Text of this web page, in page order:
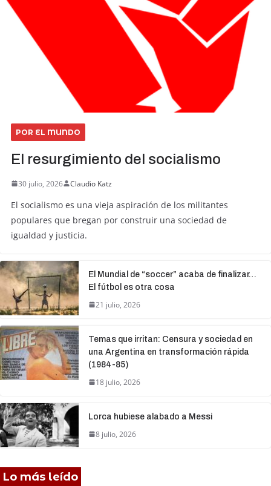
POR EL MUNDO
El resurgimiento del socialismo
30 julio, 2026 Claudio Katz
El socialismo es una vieja aspiración de los militantes
populares que bregan por construir una sociedad de
igualdad y justicia.
El Mundial de “soccer” acaba de finalizar…
El fútbol es otra cosa
21 julio, 2026
Temas que irritan: Censura y sociedad en
una Argentina en transformación rápida
(1984-85)
18 julio, 2026
Lorca hubiese alabado a Messi
8 julio, 2026
Lo más leído